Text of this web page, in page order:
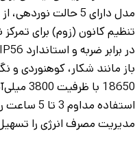
مدل دارای 5 حالت
تنظیم کانون (زوم) برای
باز مانند شکار، کوهنوردی و
استفاده
مدیریت مصرف انرژی را